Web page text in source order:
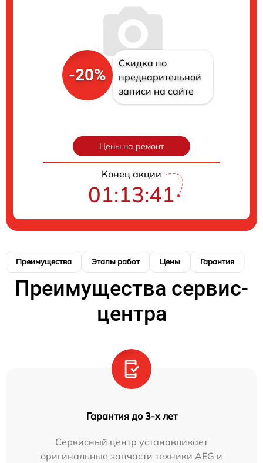
-20%
Скидка по
предварительной
записи на сайте
Цены на ремонт
Конец акции
01:13:40
Преимущества Этапы работ Цены Гарантия
Преимущества сервис-
центра
Гарантия до 3-х лет
Сервисный центр устанавливает
оригинальные запчасти техники AEG и